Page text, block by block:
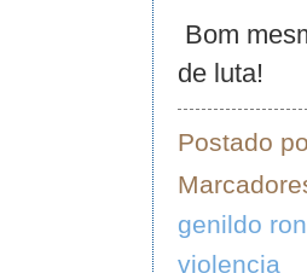
Bom
de luta!
Postado
genildo
violencia